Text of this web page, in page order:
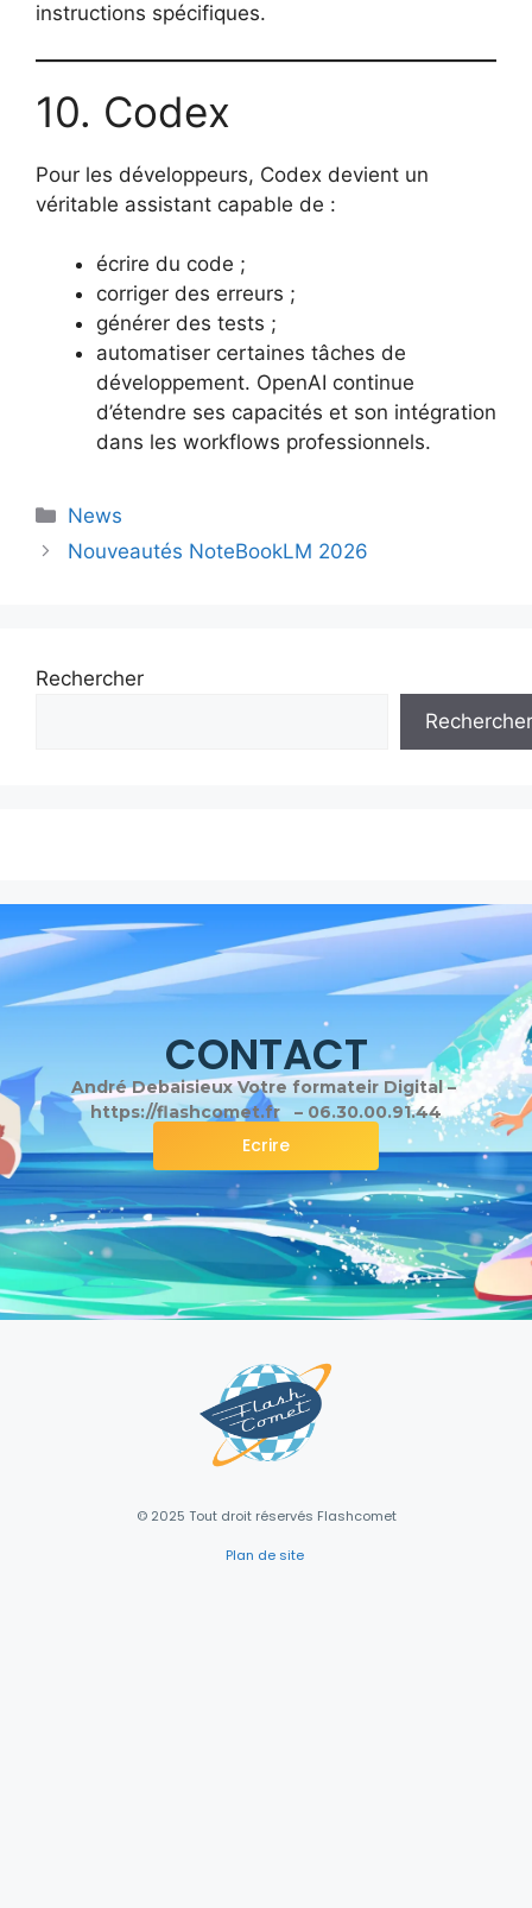
instructions spécifiques.
10. Codex
Pour les développeurs, Codex devient un
véritable assistant capable de :
écrire du code ;
corriger des erreurs ;
générer des tests ;
automatiser certaines tâches de
développement. OpenAI continue
d’étendre ses capacités et son intégration
dans les workflows professionnels.
News
Nouveautés NoteBookLM 2026
Rechercher
Rechercher
CONTACT
André Debaisieux Votre formateir Digital –
https://flashcomet.fr – 06.30.00.91.44
Ecrire
© 2025 Tout droit réservés Flashcomet
Plan de site